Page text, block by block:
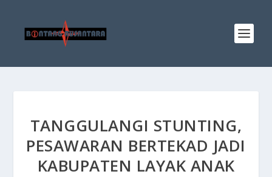
TANGGULANGI STUNTING,
PESAWARAN BERTEKAD JADI
KABUPATEN LAYAK ANAK